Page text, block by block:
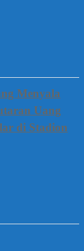
Menyala
Uang
di Stadion